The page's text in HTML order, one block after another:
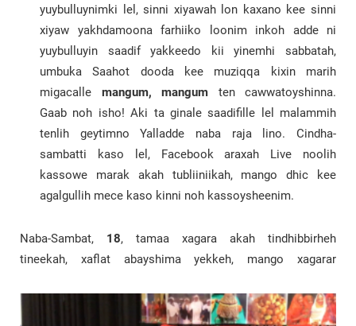
yuybulluynimki lel, sinni xiyawah lon kaxano kee sinni
xiyaw yakhdamoona farhiiko loonim inkoh adde ni
yuybulluyin saadif yakkeedo kii yinemhi sabbatah,
umbuka Saahot dooda kee muziqqa kixin marih
migacalle mangum, mangum ten cawwatoyshinna.
Gaab noh isho! Aki ta ginale saadifille lel malammih
tenlih geytimno Yalladde naba raja lino. Cindha-
sambatti kaso lel, Facebook araxah Live noolih
kassowe marak akah tubliiniikah, mango dhic kee
agalgullih mece kaso kinni noh kassoysheenim.
Naba-Sambat, 18, tamaa xagara akah tindhibbirheh
tineekah, xaflat abayshima yekkeh, mango xagarar